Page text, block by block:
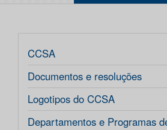
CCSA
Documentos e resoluções
Logotipos do CCSA
Departamentos e Programas